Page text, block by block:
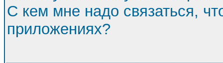
С кем мне надо связаться,
приложениях?